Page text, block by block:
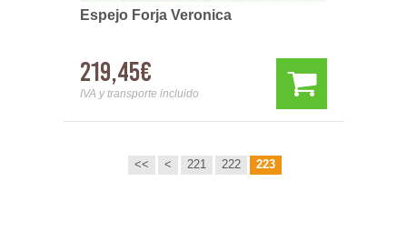
Espejo Forja Veronica
219,45€
IVA y transporte incluido
<< < 221 222 223